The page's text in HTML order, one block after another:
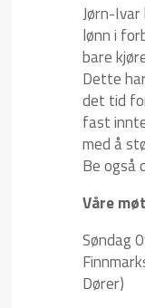
Jørn-
lønn i
bare
Dette
det tid
fast
med å
Be også
Våre
Søndag
Dører)